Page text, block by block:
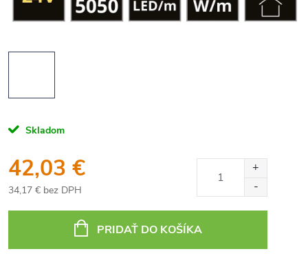
Skladom
42,03 €
34,17 € bez DPH
cena:
PRIDAŤ DO KOŠÍKA